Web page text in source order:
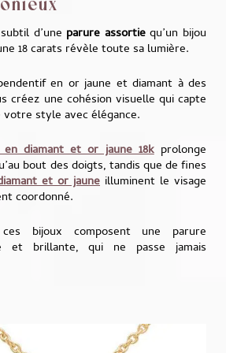
d’une parure assortiequ’un bijou
18 carats révèle toute sa lumière.
en or jaune et diamant à des
créez une cohésion visuelle qui capte
style avec élégance.
en diamant et or jaune 18kprolonge
bout des doigts, tandis que de fines
et or jaune illuminent le visage
coordonné.
bijoux composent une parure
et brillante, qui ne passe jamais